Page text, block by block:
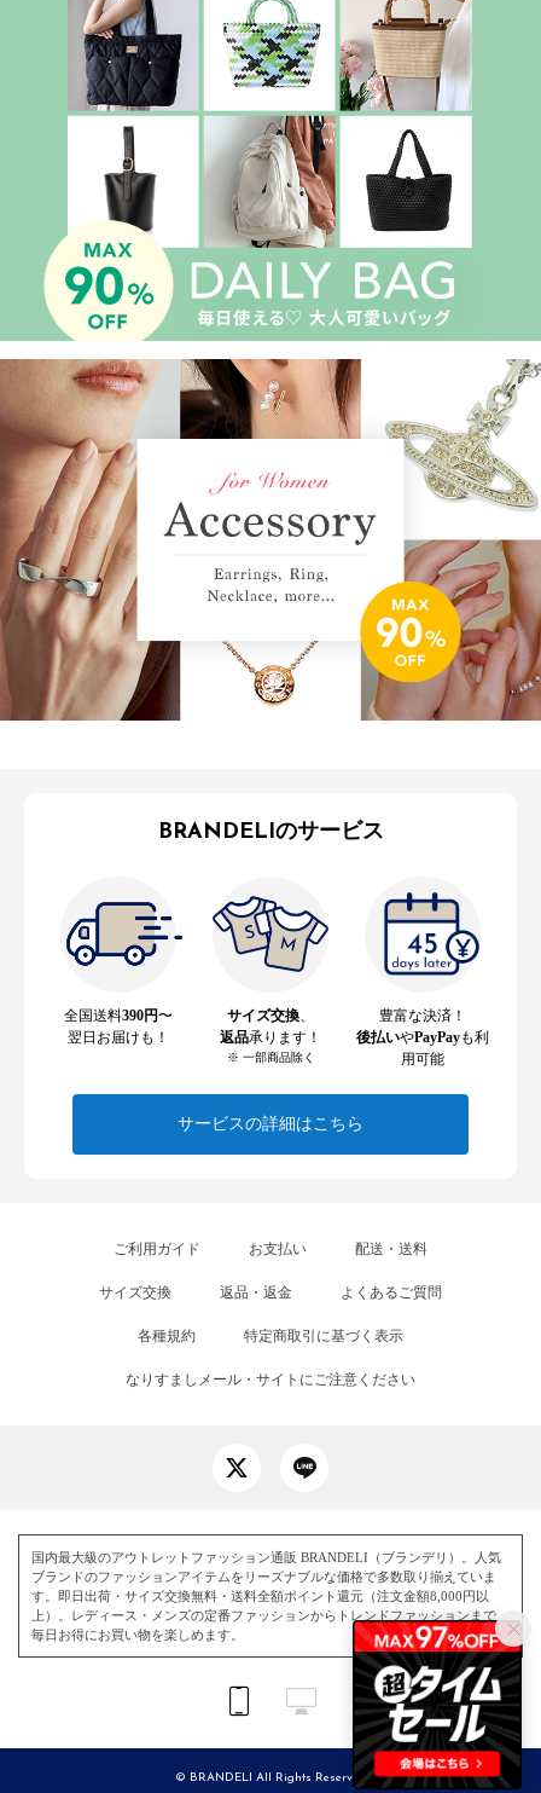
BRANDELIのサービス
全国送料390円〜
翌日お届けも！
サイズ交換
返品承ります！
※ 一部商品除く
豊富な決済！
後払いやPayPayも利
用可能
サービスの詳細はこちら
ご利用ガイド お支払い 配送・送料
サイズ交換 返品・返金 よくあるご質問
各種規約 特定商取引に基づく表示
なりすましメール・サイトにご注意ください
国内最大級のアウトレットファッション通販 BRANDELI（ブランデリ）。人気
ブランドのファッションアイテムをリーズナブルな価格で多数取り揃えていま
す。即日出荷・サイズ交換無料・送料全額ポイント還元（注文金額8,000円以
上）。レディース・メンズの定番ファッションからトレンドファッションまで、
毎日お得にお買い物を楽しめます。
© BRANDELI All Rights Reserved